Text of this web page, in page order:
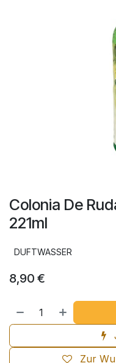
Colonia De
221ml
DUFTWASSER
8,90 €
Zur